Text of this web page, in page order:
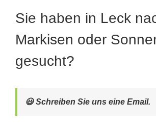
Sie haben in Leck
Markisen oder
gesucht?
😃 Schreiben Sie uns eine Email.